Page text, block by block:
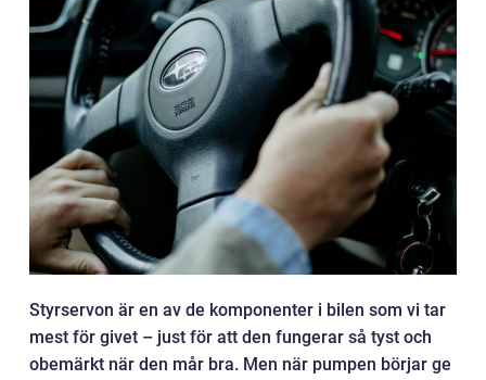
Styrservon är en av de komponenter i bilen som vi tar
mest för givet – just för att den fungerar så tyst och
obemärkt när den mår bra. Men när pumpen börjar ge